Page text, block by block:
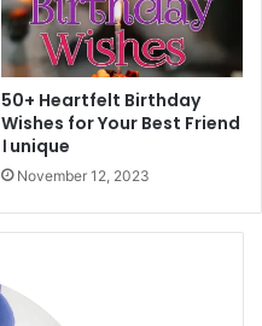
50+ Heartfelt Birthday
Wishes for Your Best Friend
। unique
November 12, 2023